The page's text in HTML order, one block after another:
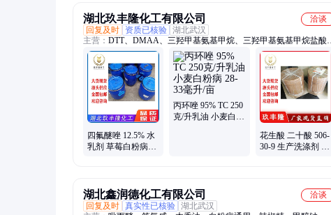
湖北玖丰隆化工有限公司
洽谈
回复及时
资质已核验 湖北武汉
主营： DTT、DMAA、三羟甲基氨基甲烷、三羟甲基氨基甲烷盐酸
盐、联枯、联苯二酚、DBU、对溴苯氧乙酸、6-kt、赤霉素、敌草
隆、丙炔氟草胺、啶嘧磺隆、甲嘧磺隆、噻吩磺隆、三氟啶磺隆、N-
二乙基丙炔胺、5-二甲基海因、乙酰丙酮铝、异氰尿酸三缩水甘油
酯、甲哌鎓、N-甲基吡咯烷酮、氯酯磺草胺
四氟醚唑 12.5% 水
乳剂 草莓白粉病
丙环唑 95% TC 250
克/升乳油 小麦白粉
花生酸 二十酸 506-
30-9 生产洗涤剂 感
湖北鑫润德化工有限公司
洽谈
回复及时 真实性已核验 湖北武汉